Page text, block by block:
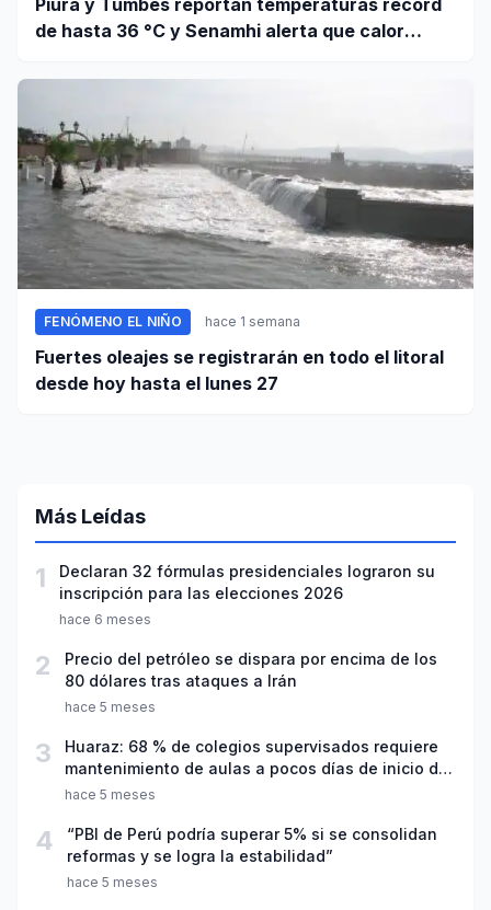
de hasta 36 °C y Senamhi alerta que calor
FENÓMENO EL NIÑO hace 1 semana
Fuertes oleajes se registrarán en todo el litoral
desde hoy hasta el lunes 27
Más Leídas
1
Declaran 32 fórmulas presidenciales lograron su
inscripción para las elecciones 2026
hace 6 meses
2
Precio del petróleo se dispara por encima de los
80 dólares tras ataques a Irán
hace 5 meses
3
Huaraz: 68 % de colegios supervisados requiere
mantenimiento de aulas a pocos días de inicio del
año escolar 2026
hace 5 meses
4
“PBI de Perú podría superar 5% si se consolidan
reformas y se logra la estabilidad”
hace 5 meses